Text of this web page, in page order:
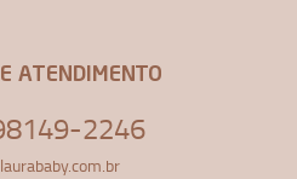
ATENDIMENTO
2246